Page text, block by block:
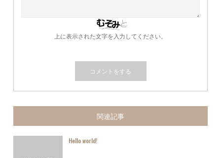
上に表示された文字を入力してください。
関連記事
Hello world!